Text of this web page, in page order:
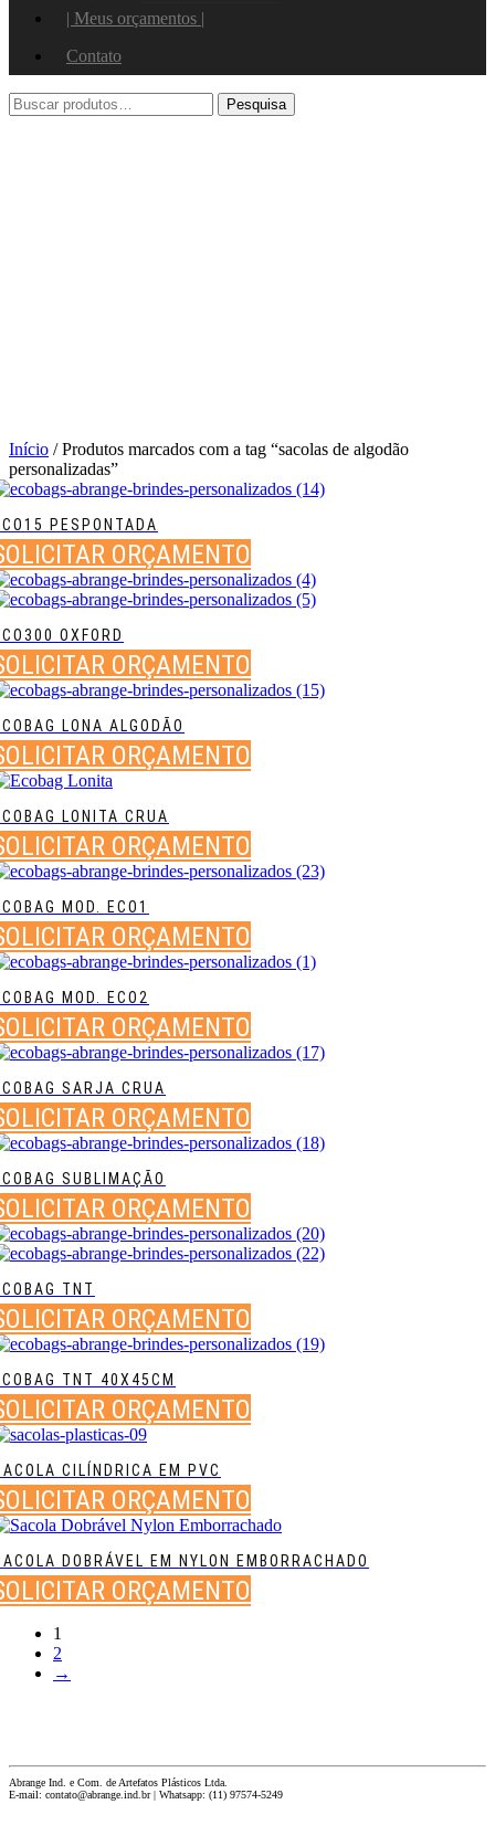
| Meus orçamentos |
Contato
Início / Produtos marcados com a tag “sacolas de algodão
personalizadas”
PESPONTADA
ORÇAMENTO
OXFORD
ORÇAMENTO
LONA ALGODÃO
ORÇAMENTO
LONITA CRUA
ORÇAMENTO
MOD. ECO1
ORÇAMENTO
MOD. ECO2
ORÇAMENTO
SARJA CRUA
ORÇAMENTO
SUBLIMAÇÃO
ORÇAMENTO
TNT
ORÇAMENTO
TNT 40X45CM
ORÇAMENTO
CILÍNDRICA EM PVC
ORÇAMENTO
DOBRÁVEL EM NYLON EMBORRACHADO
ORÇAMENTO
1
2
→
Abrange Ind. e Com. de Artefatos Plásticos Ltda.
E-mail: contato@abrange.ind.br | Whatsapp: (11) 97574-5249